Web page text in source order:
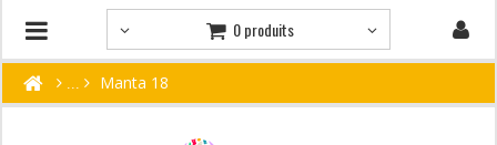
0 produits
Manta 18